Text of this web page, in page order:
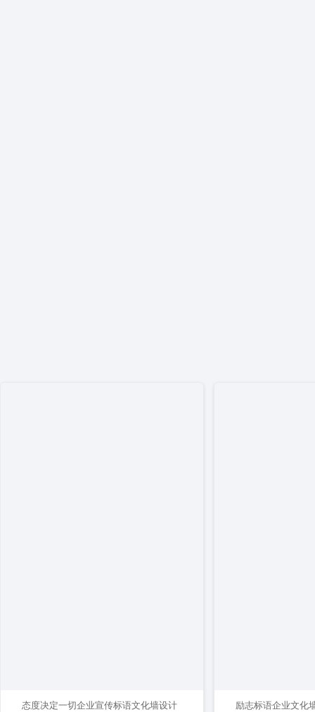
态度决定一切企业宣传标语文化墙设计 励志标语企业文化